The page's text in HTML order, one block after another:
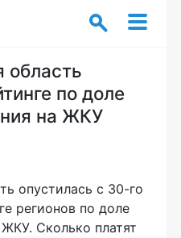
область
по доле
на ЖКУ
опустилась с 30-го
регионов по доле
Сколько платят